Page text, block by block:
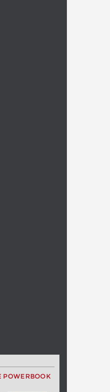
POWERBOOK